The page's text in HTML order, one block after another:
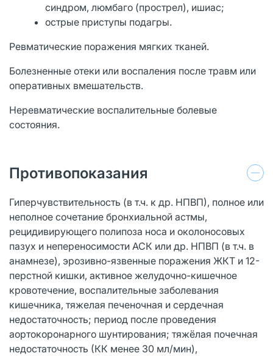
синдром, люмбаго (прострел), ишиас;
острые приступы подагры.
Ревматические поражения мягких тканей.
Болезненные отеки или воспаления после травм или
оперативных вмешательств.
Неревматические воспалительные болевые
состояния.
Противопоказания
Гиперчувствительность (в т.ч. к др. НПВП), полное или
неполное сочетание бронхиальной астмы,
рецидивирующего полипоза носа и околоносовых
пазух и непереносимости АСК или др. НПВП (в т.ч. в
анамнезе), эрозивно-язвенные поражения ЖКТ и 12-
перстной кишки, активное желудочно-кишечное
кровотечение, воспалительные заболевания
кишечника, тяжелая печеночная и сердечная
недостаточность; период после проведения
аортокоронарного шунтирования; тяжёлая почечная
недостаточность (КК менее 30 мл/мин),